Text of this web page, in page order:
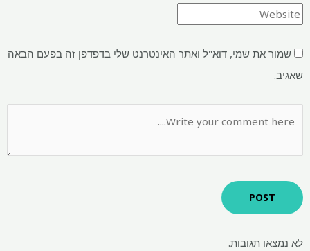
שמור את שמי, דוא"ל ואתר האינטרנט שלי בדפדפן זה בפעם הבאה
שאגיב.
לא נמצאו תגובות.